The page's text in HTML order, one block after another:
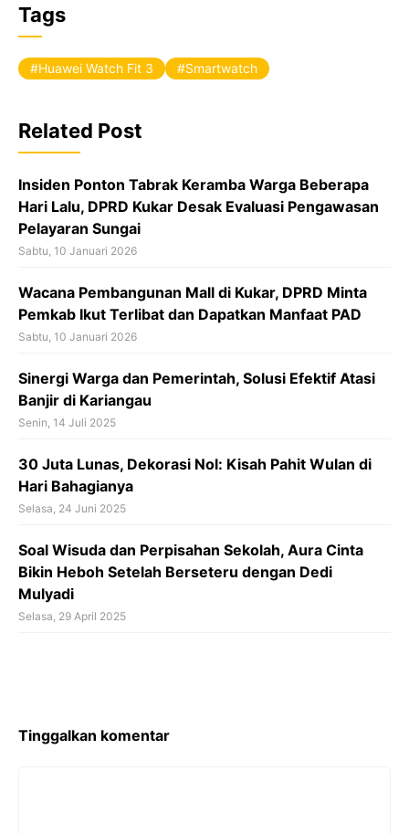
a
c
e
o
o
k
Tags
Huawei Watch Fit 3 Smartwatch
Related Post
Insiden Ponton Tabrak Keramba Warga Beberapa
Hari Lalu, DPRD Kukar Desak Evaluasi Pengawasan
Pelayaran Sungai
Sabtu, 10 Januari 2026
Wacana Pembangunan Mall di Kukar, DPRD Minta
Pemkab Ikut Terlibat dan Dapatkan Manfaat PAD
Sabtu, 10 Januari 2026
Sinergi Warga dan Pemerintah, Solusi Efektif Atasi
Banjir di Kariangau
Senin, 14 Juli 2025
30 Juta Lunas, Dekorasi Nol: Kisah Pahit Wulan di
Hari Bahagianya
Selasa, 24 Juni 2025
Soal Wisuda dan Perpisahan Sekolah, Aura Cinta
Bikin Heboh Setelah Berseteru dengan Dedi
Mulyadi
Selasa, 29 April 2025
Tinggalkan komentar